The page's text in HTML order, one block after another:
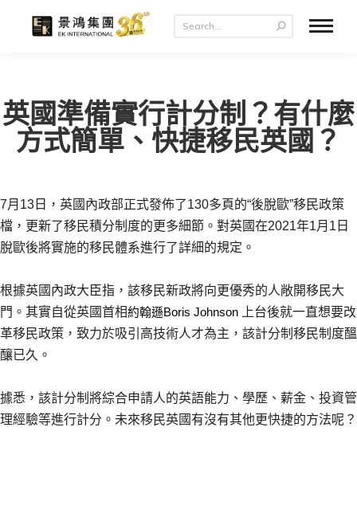
英國準備實行計分制？有什麼
方式簡單、快捷移民英國？
7月13日，英國內政部正式發佈了130多頁的“後脫歐”移民政策
檔，更新了移民積分制度的更多細節。對英國在2021年1月1日
脫歐後將實施的移民體系進行了詳細的規定。
根據英國內政大臣指，該移民新政將向更優秀的人敞開移民大
門。其實自從英國首相約翰遜Boris Johnson
上台後就一直想要改
革移民政策，致力於吸引高技術人才為主，該計分制移民制度醞
釀已久。
據悉，該計分制將綜合申請人的英語能力、學歷、薪金、投資管
理經驗等進行計分 。 未來移民英國有沒有其他更快捷的方法呢？